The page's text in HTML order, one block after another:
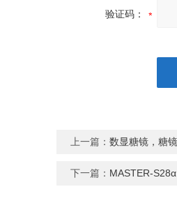
验证码：
上一篇： 数显糖镜，糖
下一篇： MASTER-